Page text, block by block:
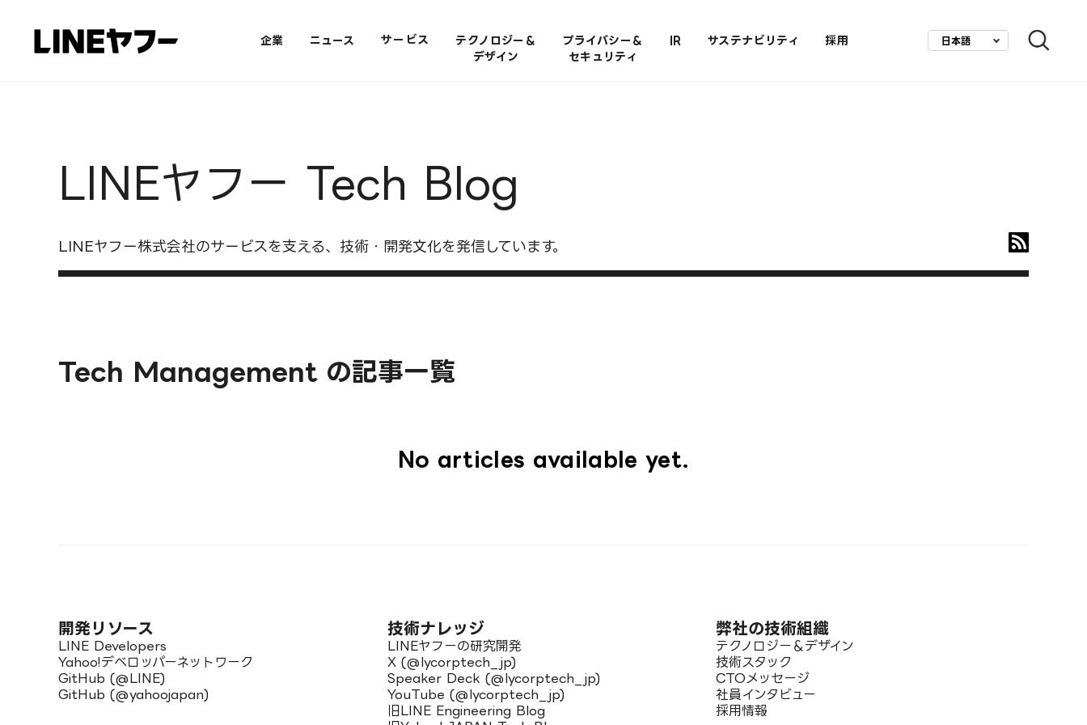
企業 ニュース サービス
テクノロジー＆
​デザイン
プライバシー＆
セキュリティ
IR サステナビリティ 採用 日本語
LINEヤフー Tech Blog
LINEヤフー株式会社のサービスを支える、技術・開発文化を発信しています。
Tech Management の記事一覧
No articles available yet.
開発リソース
LINE Developers
Yahoo!デベロッパーネットワーク
GitHub (@LINE)
GitHub (@yahoojapan)
技術ナレッジ
LINEヤフーの研究開発
X (@lycorptech_jp)
Speaker Deck (@lycorptech_jp)
YouTube (@lycorptech_jp)
旧LINE Engineering Blog
弊社の技術組織
テクノロジー＆デザイン
技術スタック
CTOメッセージ
社員インタビュー
採用情報